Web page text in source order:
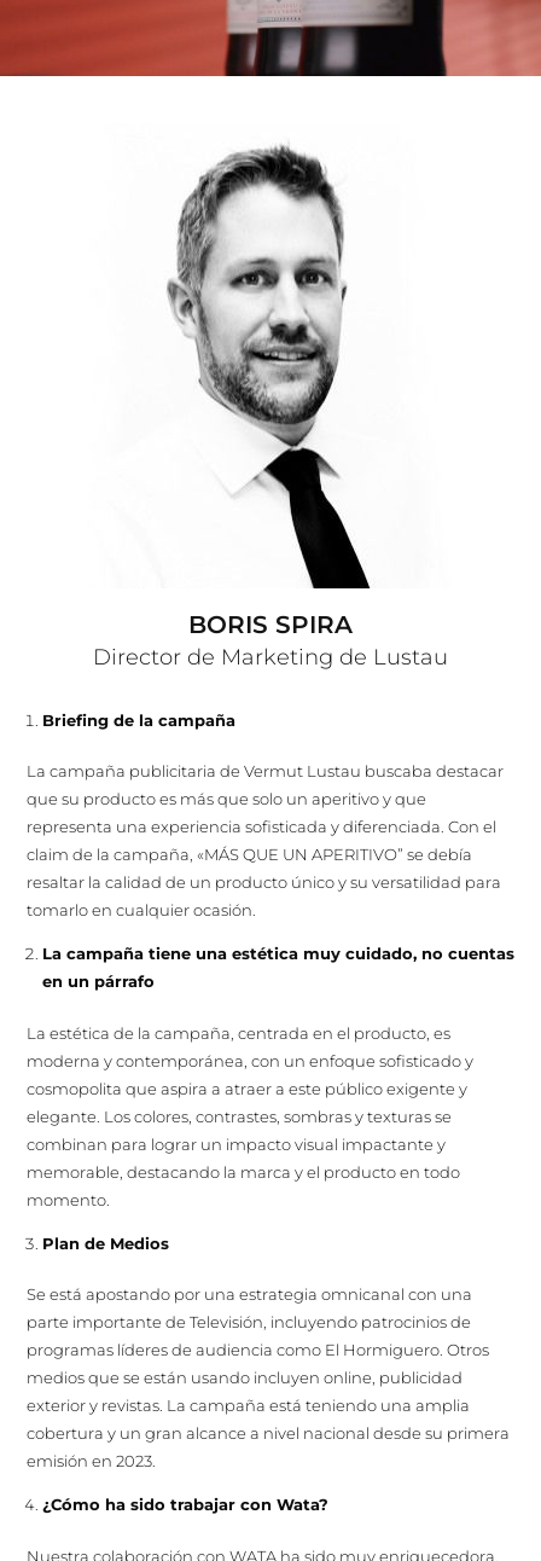
BORIS SPIRA
Director de Marketing de Lustau
Briefing de la campaña
La campaña publicitaria de Vermut Lustau buscaba destacar
que su producto es más que solo un aperitivo y que
representa una experiencia sofisticada y diferenciada. Con el
claim de la campaña, «MÁS QUE UN APERITIVO” se debía
resaltar la calidad de un producto único y su versatilidad para
tomarlo en cualquier ocasión.
La campaña tiene una estética muy cuidado, no cuentas
en un párrafo
La estética de la campaña, centrada en el producto, es
moderna y contemporánea, con un enfoque sofisticado y
cosmopolita que aspira a atraer a este público exigente y
elegante. Los colores, contrastes, sombras y texturas se
combinan para lograr un impacto visual impactante y
memorable, destacando la marca y el producto en todo
momento.
Plan de Medios
Se está apostando por una estrategia omnicanal con una
parte importante de Televisión, incluyendo patrocinios de
programas líderes de audiencia como El Hormiguero. Otros
medios que se están usando incluyen online, publicidad
exterior y revistas. La campaña está teniendo una amplia
cobertura y un gran alcance a nivel nacional desde su primera
emisión en 2023.
¿Cómo ha sido trabajar con Wata?
Nuestra colaboración con WATA ha sido muy enriquecedora.